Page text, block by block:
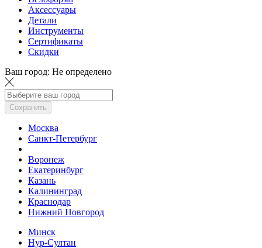
Аксессуары
Детали
Инструменты
Сертификаты
Скидки
Ваш город: Не определено
Сохранить
Москва
Санкт-Петербург
Воронеж
Екатеринбург
Казань
Калининград
Краснодар
Нижний Новгород
Минск
Нур-Султан